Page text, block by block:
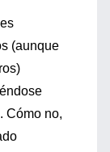
(aunque
Cómo no,